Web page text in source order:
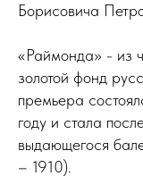
Борисовича
«Раймонда» - из
золотой фонд
премьера
году и стала
выдающегося
– 1910).